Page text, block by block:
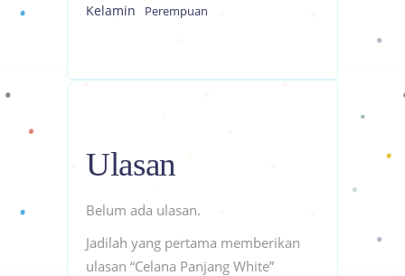
Kelamin Perempuan
Ulasan
Belum ada ulasan.
Jadilah yang pertama memberikan
ulasan “Celana Panjang White”